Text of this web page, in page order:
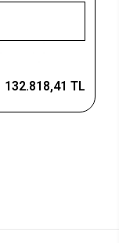
132.818,41 TL